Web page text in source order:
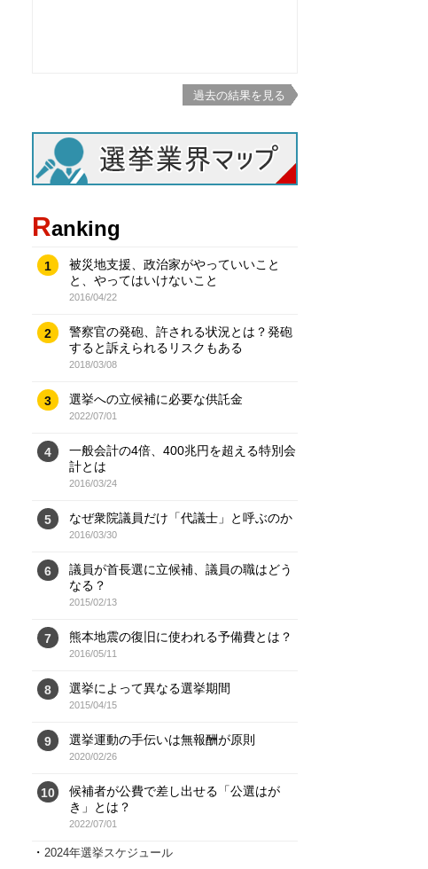
過去の結果を見る
Ranking
1
被災地支援、政治家がやっていいこと
と、やってはいけないこと
2016/04/22
2
警察官の発砲、許される状況とは？発砲
すると訴えられるリスクもある
2018/03/08
3 選挙への立候補に必要な供託金
2022/07/01
4
一般会計の4倍、400兆円を超える特別会
計とは
2016/03/24
5 なぜ衆院議員だけ「代議士」と呼ぶのか
2016/03/30
6
議員が首長選に立候補、議員の職はどう
なる？
2015/02/13
7 熊本地震の復旧に使われる予備費とは？
2016/05/11
8 選挙によって異なる選挙期間
2015/04/15
9 選挙運動の手伝いは無報酬が原則
2020/02/26
10
候補者が公費で差し出せる「公選はが
き」とは？
2022/07/01
・ 2024年選挙スケジュール